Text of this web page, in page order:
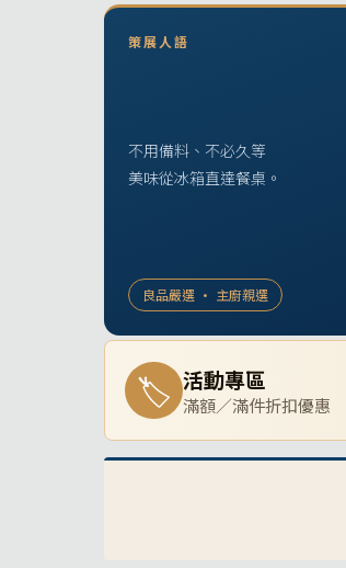
策展人語
不用備料、不必久等
美味從冰箱直達餐桌。
良品嚴選 · 主廚親選
🏷 活動專區
滿額／滿件折扣優惠